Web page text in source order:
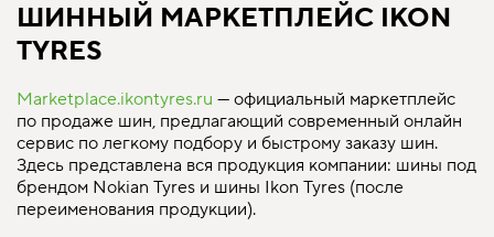
ШИННЫЙ МАРКЕТПЛЕЙС IKON
TYRES
Marketplace.ikontyres.ru — официальный маркетплейс
по продаже шин, предлагающий современный онлайн
сервис по легкому подбору и быстрому заказу шин.
Здесь представлена вся продукция компании: шины под
брендом Nokian Tyres и шины Ikon Tyres (после
переименования продукции).